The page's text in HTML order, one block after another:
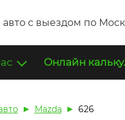
авто с выездом по
Онлайн
Mazda 626